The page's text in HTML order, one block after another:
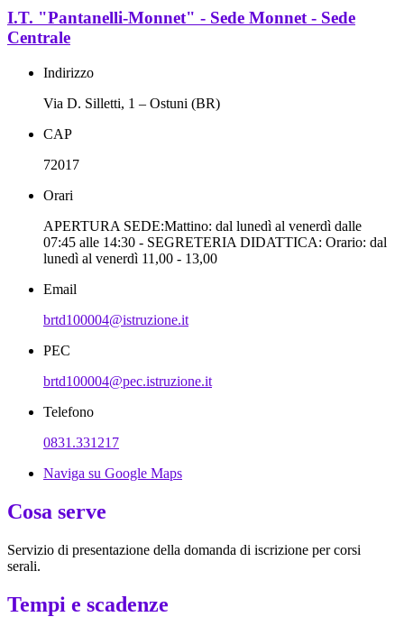
I.T. "Pantanelli-Monnet" - Sede Monnet - Sede
Centrale
Indirizzo
Via D. Silletti, 1 – Ostuni (BR)
CAP
72017
Orari
APERTURA SEDE:Mattino: dal lunedì al venerdì dalle
07:45 alle 14:30 - SEGRETERIA DIDATTICA: Orario: dal
lunedì al venerdì 11,00 - 13,00
Email
brtd100004@istruzione.it
PEC
brtd100004@pec.istruzione.it
Telefono
0831.331217
Naviga su Google Maps
Cosa serve
Servizio di presentazione della domanda di iscrizione per corsi
serali.
Tempi e scadenze